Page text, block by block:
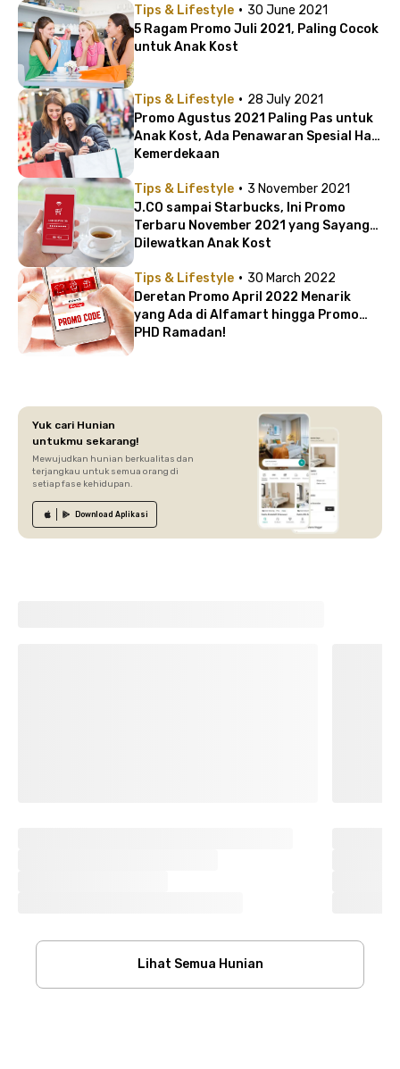
Tips & Lifestyle · 30 June 2021
5 Ragam Promo Juli 2021, Paling Cocok
untuk Anak Kost
Tips & Lifestyle · 28 July 2021
Promo Agustus 2021 Paling Pas untuk
Anak Kost, Ada Penawaran Spesial Hari
Kemerdekaan
Tips & Lifestyle · 3 November 2021
J.CO sampai Starbucks, Ini Promo
Terbaru November 2021 yang Sayang
Dilewatkan Anak Kost
Tips & Lifestyle · 30 March 2022
Deretan Promo April 2022 Menarik
yang Ada di Alfamart hingga Promo
PHD Ramadan!
Yuk cari Hunian
untukmu sekarang!
Mewujudkan hunian berkualitas dan
terjangkau untuk semua orang di
setiap fase kehidupan.
Download Aplikasi
Lihat Semua Hunian